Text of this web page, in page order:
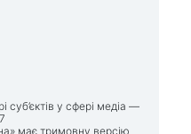
суб’єктів у сфері медіа —
має тримовну версію